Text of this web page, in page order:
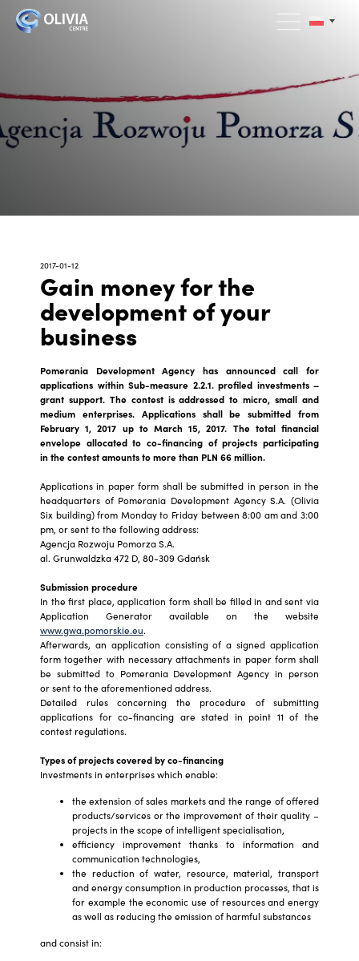
2017-01-12
Gain money for the
development of your
business
Pomerania Development Agency has announced call for
applications within Sub-measure 2.2.1. profiled investments –
grant support. The contest is addressed to micro, small and
medium enterprises. Applications shall be submitted from
February 1, 2017 up to March 15, 2017. The total financial
envelope allocated to co-financing of projects participating
in the contest amounts to more than PLN 66 million.
Applications in paper form shall be submitted in person in the
headquarters of Pomerania Development Agency S.A. (Olivia
Six building) from Monday to Friday between 8:00 am and 3:00
pm, or sent to the following address:
Agencja Rozwoju Pomorza S.A.
al. Grunwaldzka 472 D, 80-309 Gdańsk
Submission procedure
In the first place, application form shall be filled in and sent via
Application Generator available on the website
www.gwa.pomorskie.eu.
Afterwards, an application consisting of a signed application
form together with necessary attachments in paper form shall
be submitted to Pomerania Development Agency in person
or sent to the aforementioned address.
Detailed rules concerning the procedure of submitting
applications for co-financing are stated in point 11 of the
contest regulations.
Types of projects covered by co-financing
Investments in enterprises which enable:
the extension of sales markets and the range of offered
products/services or the improvement of their quality –
projects in the scope of intelligent specialisation,
efficiency improvement thanks to information and
communication technologies,
the reduction of water, resource, material, transport
and energy consumption in production processes, that is
for example the economic use of resources and energy
as well as reducing the emission of harmful substances
and consist in: